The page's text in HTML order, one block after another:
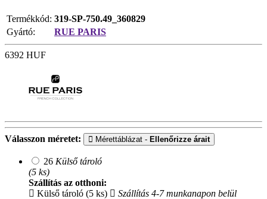
Termékkód: 319-SP-750.49_360829
Gyártó:
RUE PARIS
6392 HUF
Válasszon méretet: Mérettáblázat - Ellenőrizze árait
26 Külső tároló
(5 ks)
Szállítás az otthoni:
Külső tároló (5 ks)
Szállítás 4-7 munkanapon belül